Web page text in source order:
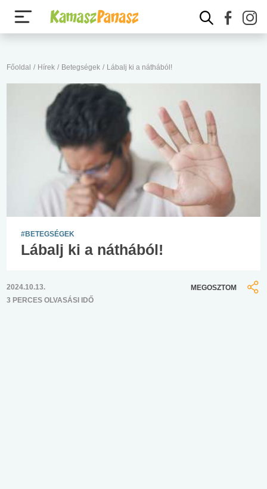
Főoldal / Hírek / Betegségek / Lábalj ki a náthából!
#BETEGSÉGEK
Lábalj ki a náthából!
2024.10.13.
3 PERCES OLVASÁSI IDŐ
MEGOSZTOM